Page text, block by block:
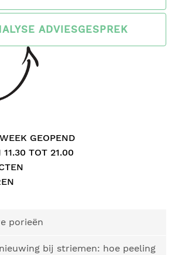
ADVIESGESPREK
GEOPEND
11.30 TOT 21.00
porieën
bij striemen: hoe peeling